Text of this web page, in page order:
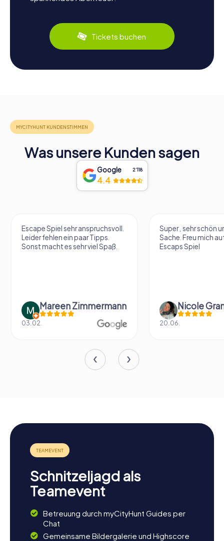
Tickets buchen
Was unsere Kunden sagen
Google 2‘118
4.4
Escape Spiel sehr anspruchsvoll.
Leider fehlen ein paar Tipps.
Sonst macht es sehr viel Spaß.
Mareen Zimmermann
03.02.
Super , sehr schön
Sache. Freu mich
Escaps Spiel
Nicole
20.06.
Schnitzeljagd als
Teamevent
Betreuung durch myCityHunt Guides per
Chat
Gemeinsame Bildergalerie und Highscore